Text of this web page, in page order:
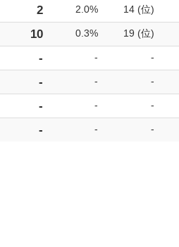
2 2.0% 14 (位)
10 0.3% 19 (位)
- - -
- - -
- - -
- - -